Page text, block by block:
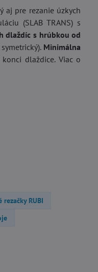
aj pre rezanie úzkych
(SLAB TRANS) s
dlaždíc s hrúbkou od
Minimálna
dlaždice. Viac o
rezačky RUBI